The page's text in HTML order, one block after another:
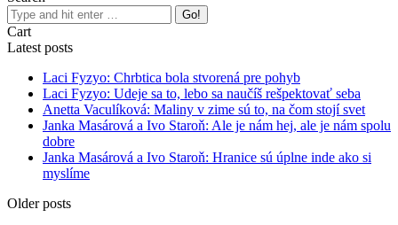
Search:
Cart
Latest posts
Laci Fyzyo: Chrbtica bola stvorená pre pohyb
Laci Fyzyo: Udeje sa to, lebo sa naučíš rešpektovať seba
Anetta Vaculíková: Maliny v zime sú to, na čom stojí svet
Janka Masárová a Ivo Staroň: Ale je nám hej, ale je nám spolu
dobre
Janka Masárová a Ivo Staroň: Hranice sú úplne inde ako si
myslíme
Older posts